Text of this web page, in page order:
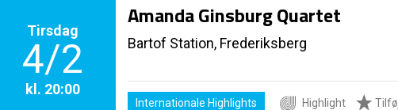
Tirsdag
4/2
kl. 20:00
Amanda Ginsburg Quartet
Bartof Station, Frederiksberg
Internationale Highlights Highlight